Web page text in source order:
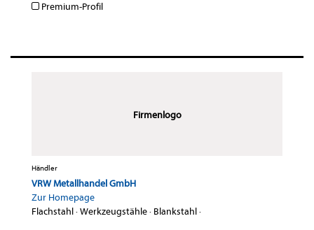
Premium-Profil
Firmenlogo
Händler
VRW Metallhandel GmbH
Zur Homepage
Flachstahl·Werkzeugstähle· Blankstahl·